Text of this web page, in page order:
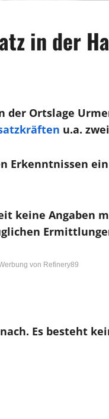
in der
Ortslage
u.a.
Erkenntnissen
keine Angaben
von Refinery89
Es besteht